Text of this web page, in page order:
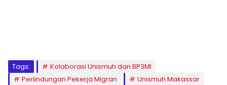
Tags:
Kolaborasi Unismuh dan BP3MI
Perlindungan Pekerja Migran
Unismuh Makassar